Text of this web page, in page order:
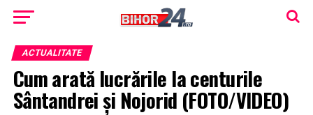
ACTUALITATE
Cum arată lucrările la centurile
Sântandrei și Nojorid (FOTO/VIDEO)